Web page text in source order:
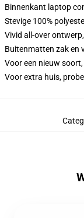
Binnenkant laptop
Stevige 100%
Vivid all-over
Buitenmatten zak en
Voor een nieuw
Voor extra huis,